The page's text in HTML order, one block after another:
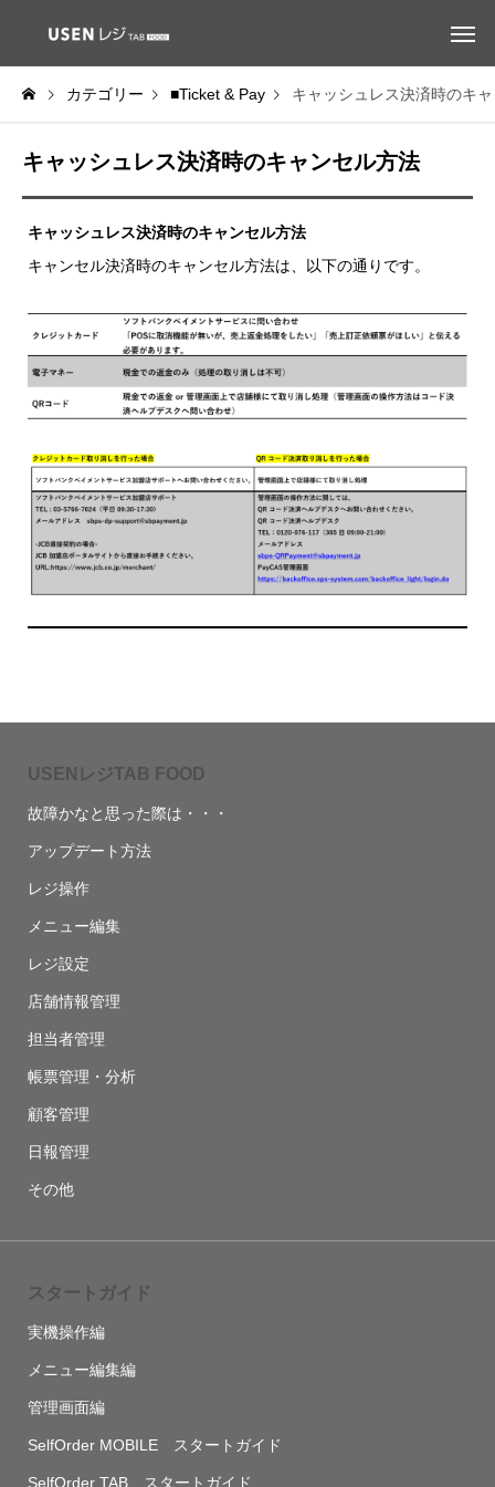
カテゴリー ■Ticket & Pay キャッシュレス決済時のキ
キャッシュレス決済時のキャンセル方法
キャッシュレス決済時のキャンセル方法
キャンセル決済時のキャンセル方法は、以下の通りです。
USENレジTAB FOOD
故障かなと思った際は・・・
アップデート方法
レジ操作
メニュー編集
レジ設定
店舗情報管理
担当者管理
帳票管理・分析
顧客管理
日報管理
その他
スタートガイド
実機操作編
メニュー編集編
管理画面編
SelfOrder MOBILE スタートガイド
SelfOrder TAB スタートガイド